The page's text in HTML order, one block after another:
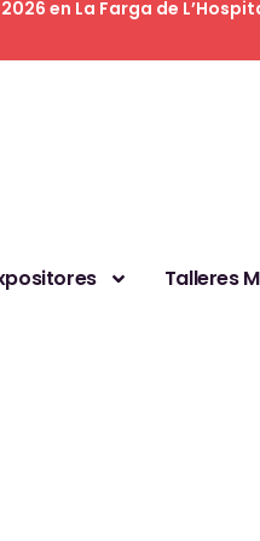
en La Farga de
Talleres